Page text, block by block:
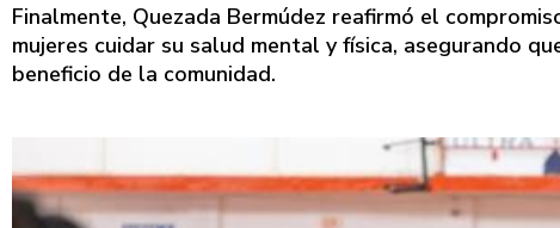
Finalmente, Quezada Bermúdez reafirmó el
mujeres cuidar su salud mental y física, asegurando
beneficio de la comunidad.